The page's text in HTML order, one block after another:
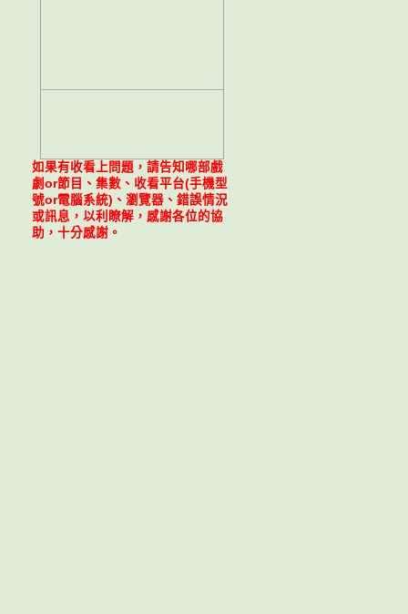
如果有收看上問題，請告知哪部戲
劇or節目、集數、收看平台(手機型
號or電腦系統)、瀏覽器、錯誤情況
或訊息，以利瞭解，感謝各位的協
助，十分感謝。